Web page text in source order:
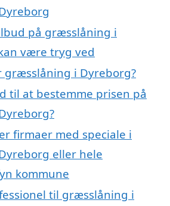
på græsslåning i
være tryg ved
græsslåning i Dyreborg?
til at bestemme prisen på
firmaer med speciale i
eller hele
kommune
til græsslåning i